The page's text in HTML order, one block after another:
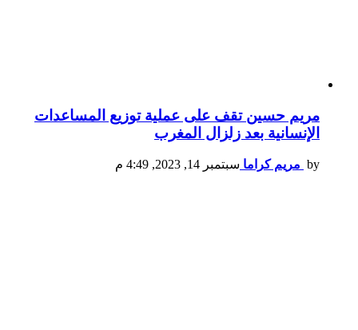
مريم حسين تقف على عملية توزيع المساعدات
الإنسانية بعد زلزال المغرب
by مريم كراما سبتمبر 14, 2023, 4:49 م